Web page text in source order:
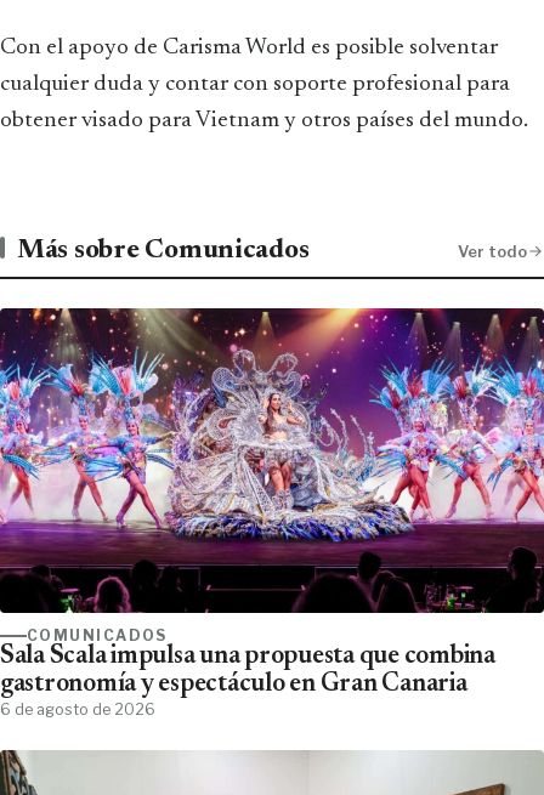
Con el apoyo de Carisma World es posible solventar
cualquier duda y contar con soporte profesional para
obtener visado para Vietnam y otros países del mundo.
Más sobre Comunicados Ver todo
COMUNICADOS
Sala Scala impulsa una propuesta que combina
gastronomía y espectáculo en Gran Canaria
6 de agosto de 2026